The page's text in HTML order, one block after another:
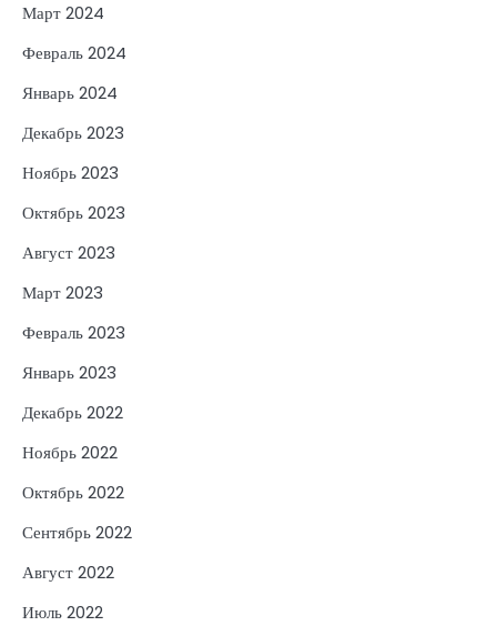
Март 2024
Февраль 2024
Январь 2024
Декабрь 2023
Ноябрь 2023
Октябрь 2023
Август 2023
Март 2023
Февраль 2023
Январь 2023
Декабрь 2022
Ноябрь 2022
Октябрь 2022
Сентябрь 2022
Август 2022
Июль 2022